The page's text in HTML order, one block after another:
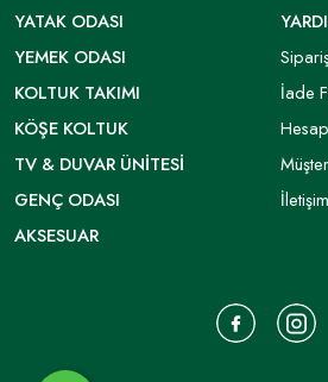
YATAK ODASI
YEMEK ODASI
KOLTUK TAKIMI
KÖŞE KOLTUK
TV & DUVAR ÜNITESI
GENÇ ODASI
AKSESUAR
İade
İletişim